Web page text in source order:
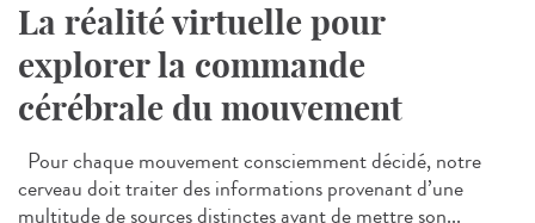
La réalité virtuelle pour
explorer la commande
cérébrale du mouvement
Pour chaque mouvement consciemment décidé, notre
cerveau doit traiter des informations provenant d’une
multitude de sources distinctes avant de mettre son...